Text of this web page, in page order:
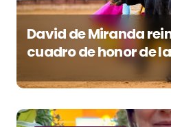
David de Miranda
cuadro de honor de
Colombinas 2026